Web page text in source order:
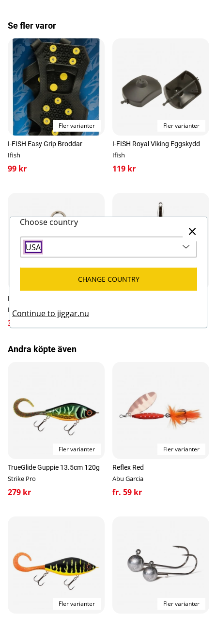
Se fler varor
Fler varianter
I-FISH Easy Grip Broddar
Ifish
99 kr
Fler varianter
I-FISH Royal Viking Eggskydd
Ifish
119 kr
Fler varianter
I-FISH Fjäderring
Ifish
39 kr
Andra köpte även
Fler varianter
TrueGlide Guppie 13.5cm 120g
Strike Pro
279 kr
Fler varianter
Reflex Red
Abu Garcia
fr. 59 kr
Fler varianter Fler varianter
Choose country
USA
CHANGE COUNTRY
Continue to jiggar.nu